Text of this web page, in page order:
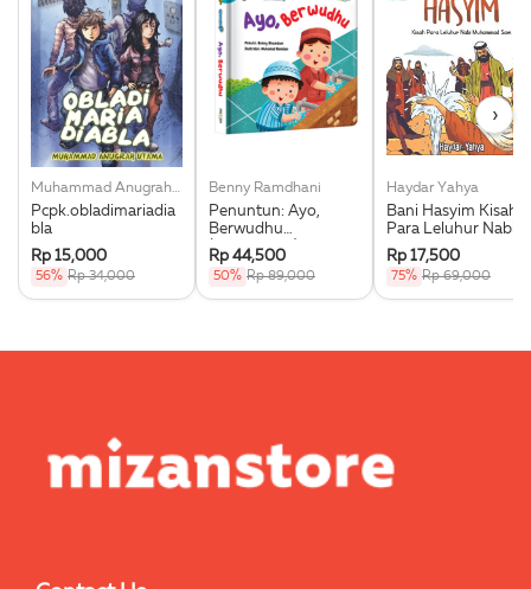
Muhammad Anugrah Utama
Pcpk.obladimariadia
bla
Rp 15,000
56% Rp 34,000
Benny Ramdhani
Penuntun: Ayo,
Berwudhu
(Boardbook)
Rp 44,500
50% Rp 89,000
Haydar Yahya
Bani Hasyim Kisah
Para Leluhur Nabi
Muhammad Saw.
Rp 17,500
75% Rp 69,000
›